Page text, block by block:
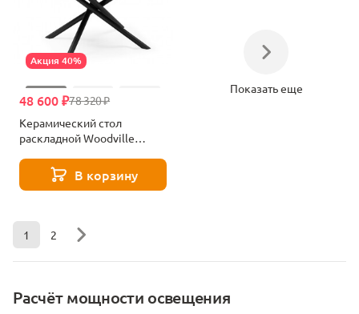
Расчёт мощности освещения
Акция 40%
78 320 ₽
48 600 ₽
Керамический стол
раскладной Woodville
carmen light grey / черный
625725
В корзину
Показать еще
1 2